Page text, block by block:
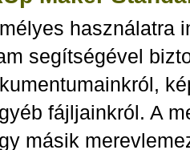
használatra
segítségével
fájljainkról. A
másik